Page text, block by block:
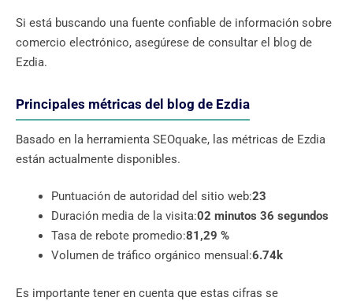
Si está buscando una fuente confiable de información sobre
comercio electrónico, asegúrese de consultar el blog de
Ezdia.
Principales métricas del blog de Ezdia
Basado en la herramienta SEOquake, las métricas de Ezdia
están actualmente disponibles.
Puntuación de autoridad del sitio web:23
Duración media de la visita:02 minutos 36 segundos
Tasa de rebote promedio:81,29 %
Volumen de tráfico orgánico mensual:6.74k
Es importante tener en cuenta que estas cifras se